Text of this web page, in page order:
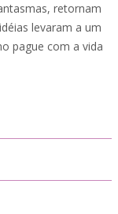
retornam
levaram a um
pague com a vida